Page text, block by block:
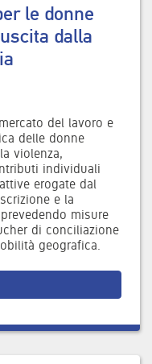
le donne
dalla
del lavoro e
delle donne
violenza,
individuali
erogate dal
e la
misure
di conciliazione
geografica.